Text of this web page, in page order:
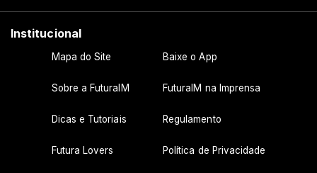
Institucional
Mapa do Site Baixe o App
Sobre a FuturaIM FuturaIM na Imprensa
Dicas e Tutoriais Regulamento
Futura Lovers Política de Privacidade